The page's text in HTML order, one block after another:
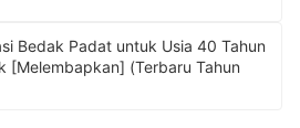
Bedak Padat untuk Usia 40 Tahun